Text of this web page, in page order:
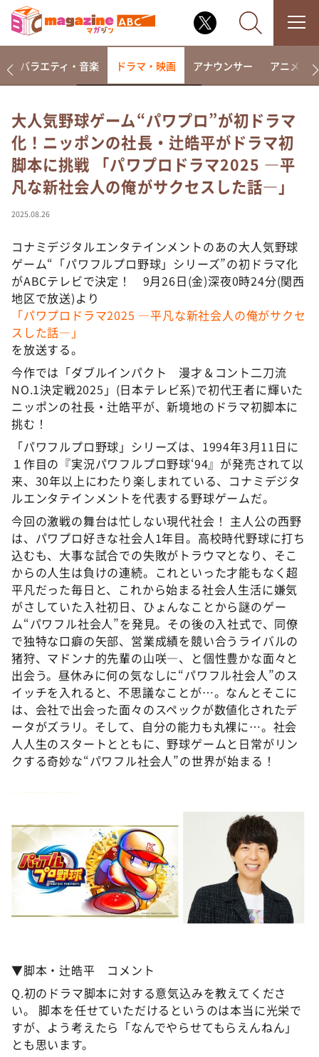
なるみ・岡村の過ぎるTV
相席食堂
これ余談なんですけど・・・
～人生密着トークバラエティ！～ やすとものいたっ
て真剣です
探偵！ナイトスクープ
news おかえり
河合＆A.B.C-Z塚田×福井アナ「なんでやねん！？」
（news おかえり）
DAIGOも台所 ～きょうの献立 何にする？～
本日はダイアンなり！シーズン２
朝だ！生です旅サラダ
教えて！ニュースライブ 正義のミカタ
新婚さんいらっしゃい！
ポツンと一軒家
ザキ山小屋本館
ぺこぱのまるスポ
アナ回覧板
バラエティ・音楽 ドラマ・映画 アナウンサー アニメ・
大人気野球ゲーム“パワプロ”が初ドラマ
化！ニッポンの社長・辻皓平がドラマ初
脚本に挑戦 「パワプロドラマ2025 —平
凡な新社会人の俺がサクセスした話―」
2025.08.26
コナミデジタルエンタテインメントのあの大人気野球
ゲーム“「パワフルプロ野球」シリーズ”の初ドラマ化
がABCテレビで決定！ 9月26日(金)深夜0時24分(関西
地区で放送)より
「パワプロドラマ2025 —平凡な新社会人の俺がサクセ
スした話―」
を放送する。
今作では「ダブルインパクト 漫才＆コント二刀流
NO.1決定戦2025」(日本テレビ系)で初代王者に輝いた
ニッポンの社長・辻皓平が、新境地のドラマ初脚本に
挑む！
「パワフルプロ野球」シリーズは、1994年3月11日に
１作目の『実況パワフルプロ野球‘94』が発売されて以
来、30年以上にわたり楽しまれている、コナミデジタ
ルエンタテインメントを代表する野球ゲームだ。
今回の激戦の舞台は忙しない現代社会！ 主人公の西野
は、パワプロ好きな社会人1年目。高校時代野球に打ち
込むも、大事な試合での失敗がトラウマとなり、そこ
からの人生は負けの連続。これといった才能もなく超
平凡だった毎日と、これから始まる社会人生活に嫌気
がさしていた入社初日、ひょんなことから謎のゲー
ム“パワフル社会人”を発見。その後の入社式で、同僚
で独特な口癖の矢部、営業成績を競い合うライバルの
猪狩、マドンナ的先輩の山咲―、と個性豊かな面々と
出会う。昼休みに何の気なしに“パワフル社会人”のス
イッチを入れると、不思議なことが…。なんとそこに
は、会社で出会った面々のスペックが数値化されたデ
ータがズラリ。そして、自分の能力も丸裸に…。社会
人人生のスタートとともに、野球ゲームと日常がリン
クする奇妙な“パワフル社会人”の世界が始まる！
▼脚本・辻皓平 コメント
Q.初のドラマ脚本に対する意気込みを教えてくださ
い。 脚本を任せていただけるというのは本当に光栄で
すが、よう考えたら「なんでやらせてもらえんねん」
とも思います。